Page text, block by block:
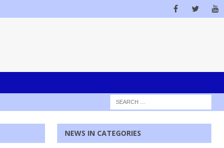
NEWS IN CATEGORIES